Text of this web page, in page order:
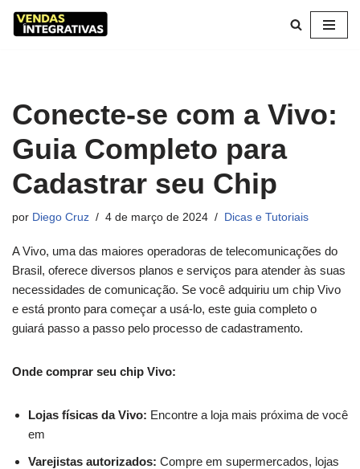
Conecte-se com a Vivo:
Guia Completo para
Cadastrar seu Chip
por Diego Cruz 4 de março de 2024 Dicas e Tutoriais
A Vivo, uma das maiores operadoras de telecomunicações do
Brasil, oferece diversos planos e serviços para atender às suas
necessidades de comunicação. Se você adquiriu um chip Vivo
e está pronto para começar a usá-lo, este guia completo o
guiará passo a passo pelo processo de cadastramento.
Onde comprar seu chip Vivo:
Lojas físicas da Vivo: Encontre a loja mais próxima de você
em
Varejistas autorizados: Compre em supermercados, lojas